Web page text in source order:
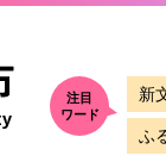
注目
ワード
新
ふ